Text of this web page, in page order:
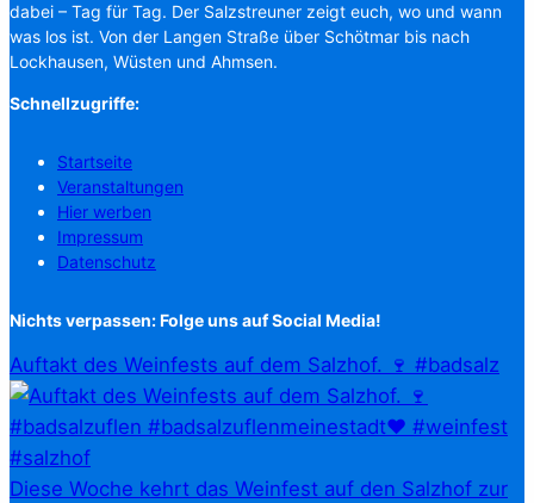
dabei – Tag für Tag. Der Salzstreuner zeigt euch, wo und wann
was los ist. Von der Langen Straße über Schötmar bis nach
Lockhausen, Wüsten und Ahmsen.
Schnellzugriffe:
Startseite
Veranstaltungen
Hier werben
Impressum
Datenschutz
Nichts verpassen: Folge uns auf Social Media!
Auftakt des Weinfests auf dem Salzhof. 🍷 #badsalz
Diese Woche kehrt das Weinfest auf den Salzhof zur